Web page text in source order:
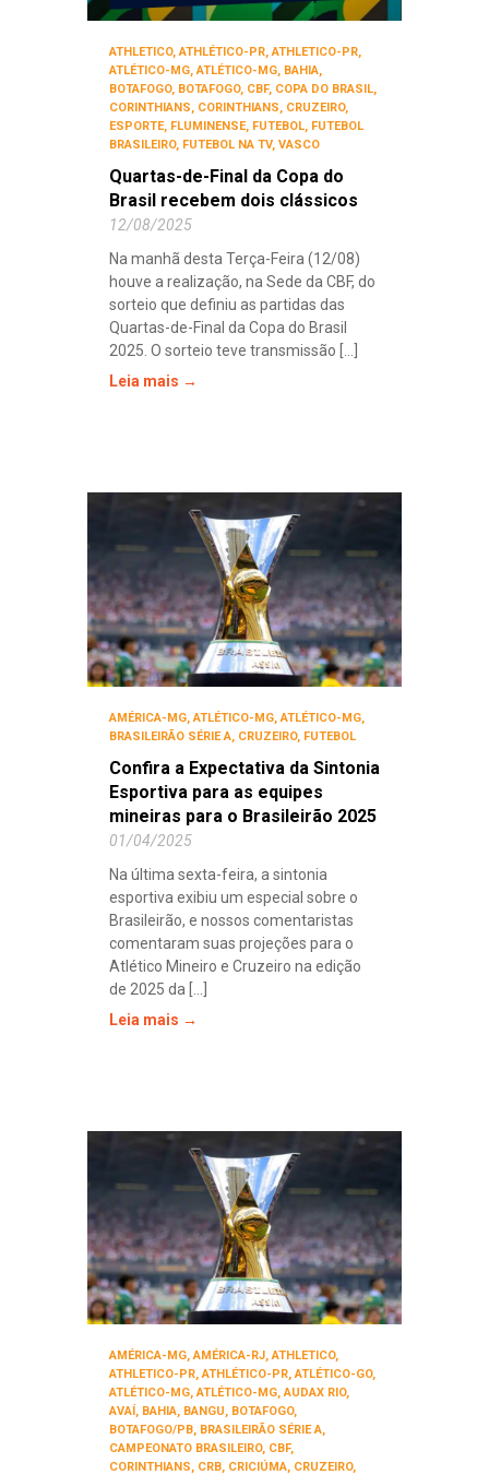
ATHLETICO,ATHLÉTICO-PR,ATHLETICO-PR,
ATLÉTICO-MG,ATLÉTICO-MG, BAHIA,
BOTAFOGO, BOTAFOGO, CBF, COPA DO BRASIL,
CORINTHIANS, CORINTHIANS, CRUZEIRO,
ESPORTE, FLUMINENSE, FUTEBOL, FUTEBOL
BRASILEIRO, FUTEBOL NA TV, VASCO
Quartas-de-Final da Copa do
Brasil recebem dois clássicos
12/08/2025
Na manhã desta Terça-Feira (12/08)
houve a realização, na Sede da CBF, do
sorteio que definiu as partidas das
Quartas-de-Final da Copa do Brasil
2025. O sorteio teve transmissão [...]
Leia mais →
AMÉRICA-MG ATLÉTICO-MG ATLÉTICO-MG
BRASILEIRÃO SÉRIE A CRUZEIRO, FUTEBOL
Confira a Expectativa da Sintonia
Esportiva para as equipes
mineiras para o Brasileirão 2025
01/04/2025
Na última sexta-feira, a sintonia
esportiva exibiu um especial sobre o
Brasileirão, e nossos comentaristas
comentaram suas projeções para o
Atlético Mineiro e Cruzeiro na edição
de 2025 da [...]
Leia mais →
AMÉRICA-MG,AMÉRICA-RJ,ATHLETICO,
ATHLETICO-PR,ATHLÉTICO-PR,ATLÉTICO-GO,
ATLÉTICO-MG,ATLÉTICO-MG,AUDAX RIO,
AVAÍ, BAHIA, BANGU, BOTAFOGO,
BOTAFOGO/PB, BRASILEIRÃO SÉRIE A,
CAMPEONATO BRASILEIRO, CBF,
CORINTHIANS, CRB, CRICIÚMA, CRUZEIRO,